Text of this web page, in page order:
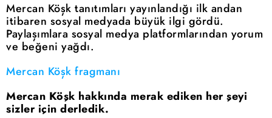
Mercan Köşk tanıtımları yayınlandığı ilk andan
itibaren sosyal medyada büyük ilgi gördü.
Paylaşımlara sosyal medya platformlarından yorum
ve beğeni yağdı.
Mercan Köşk fragmanı
Mercan Köşk hakkında merak ediken her şeyi
sizler için derledik.